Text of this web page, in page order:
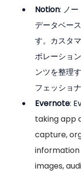
Notion: ノー
データベー
す。カスタ
ボレーショ
ンツを整理
フェッショ
Evernote:
taking app
capture,
images,